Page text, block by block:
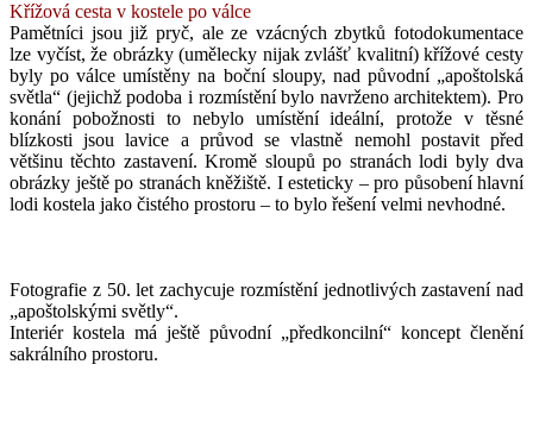
Křížová cesta v kostele po válce
Pamětníci jsou již pryč, ale ze vzácných zbytků fotodokumentace
lze vyčíst, že obrázky (umělecky nijak zvlášť kvalitní) křížové cesty
byly po válce umístěny na boční sloupy, nad původní „apoštolská
světla“ (jejichž podoba i rozmístění bylo navrženo architektem). Pro
konání pobožnosti to nebylo umístění ideální, protože v těsné
blízkosti jsou lavice a průvod se vlastně nemohl postavit před
většinu těchto zastavení. Kromě sloupů po stranách lodi byly dva
obrázky ještě po stranách kněžiště. I esteticky – pro působení hlavní
lodi kostela jako čistého prostoru – to bylo řešení velmi nevhodné.
Fotografie z 50. let zachycuje rozmístění jednotlivých zastavení nad
„apoštolskými světly“.
Interiér kostela má ještě původní „předkoncilní“ koncept členění
sakrálního prostoru.